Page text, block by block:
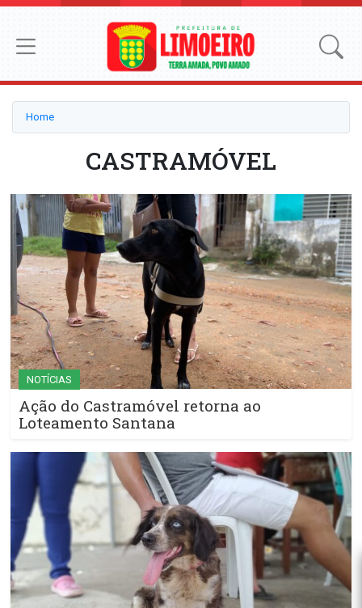
Home
CASTRAMÓVEL
NOTÍCIAS
Ação do Castramóvel retorna ao
Loteamento Santana